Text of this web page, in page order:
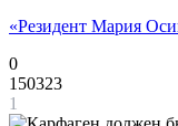
«Резидент Мария
0
150323
1